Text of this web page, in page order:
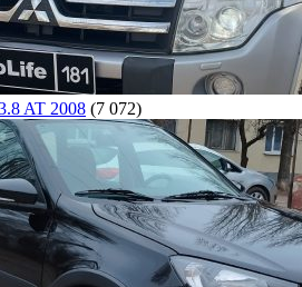
AT 2008 (7 072)